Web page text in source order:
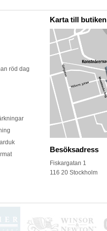
röd dag
Karta till butiken
Besöksadress
Fiskargatan 1
116 20 Stockholm